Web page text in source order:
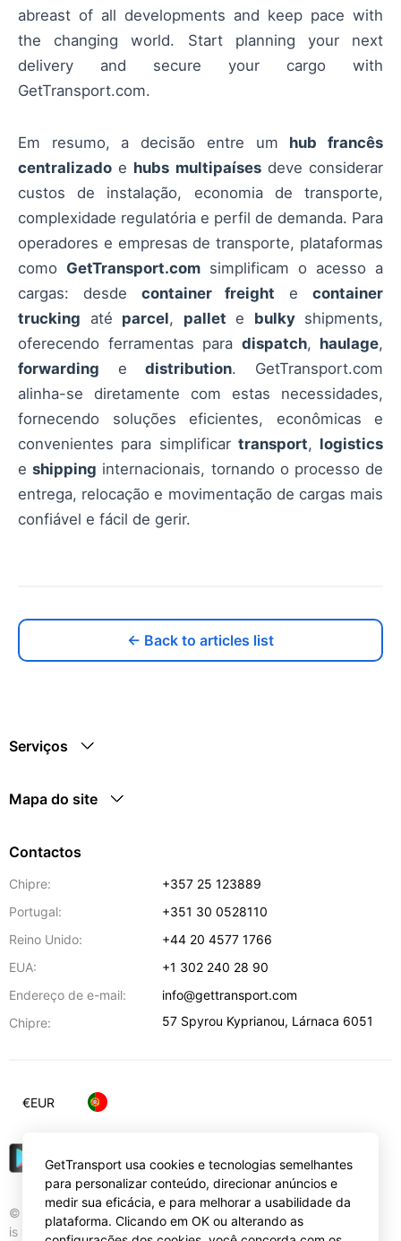
abreast of all developments and keep pace with
the changing world. Start planning your next
delivery and secure your cargo with
GetTransport.com.
Em resumo, a decisão entre um hub francês
centralizado e hubs multipaísesdeve considerar
custos de instalação, economia de transporte,
complexidade regulatória e perfil de demanda. Para
operadores e empresas de transporte, plataformas
como GetTransport.com simplificam o acesso a
cargas: desde container freight econtainer
trucking até parcel, pallet e bulkyshipments,
oferecendo ferramentas para dispatch, haulage,
forwarding edistribution. GetTransport.com
alinha-se diretamente com estas necessidades,
fornecendo soluções eficientes, econômicas e
convenientes para simplificar transport, logistics
eshipping internacionais, tornando o processo de
entrega, relocação e movimentação de cargas mais
confiável e fácil de gerir.
← Back to articles list
Serviços
Mapa do site
Contactos
Chipre:
+357 25 123889
Portugal:
+351 30 0528110
Reino Unido:
+44 20 4577 1766
EUA:
+1 302 240 28 90
Endereço de e-mail:
info@gettransport.com
Chipre:
57 Spyrou Kyprianou, Lárnaca 6051
© Gettransport International Limited. GetTransport®
is trademark of Gettransport International Limited.
€EUR
GetTransport usa cookies e tecnologias semelhantes
para personalizar conteúdo, direcionar anúncios e
medir sua eficácia, e para melhorar a usabilidade da
plataforma. Clicando em OK ou alterando as